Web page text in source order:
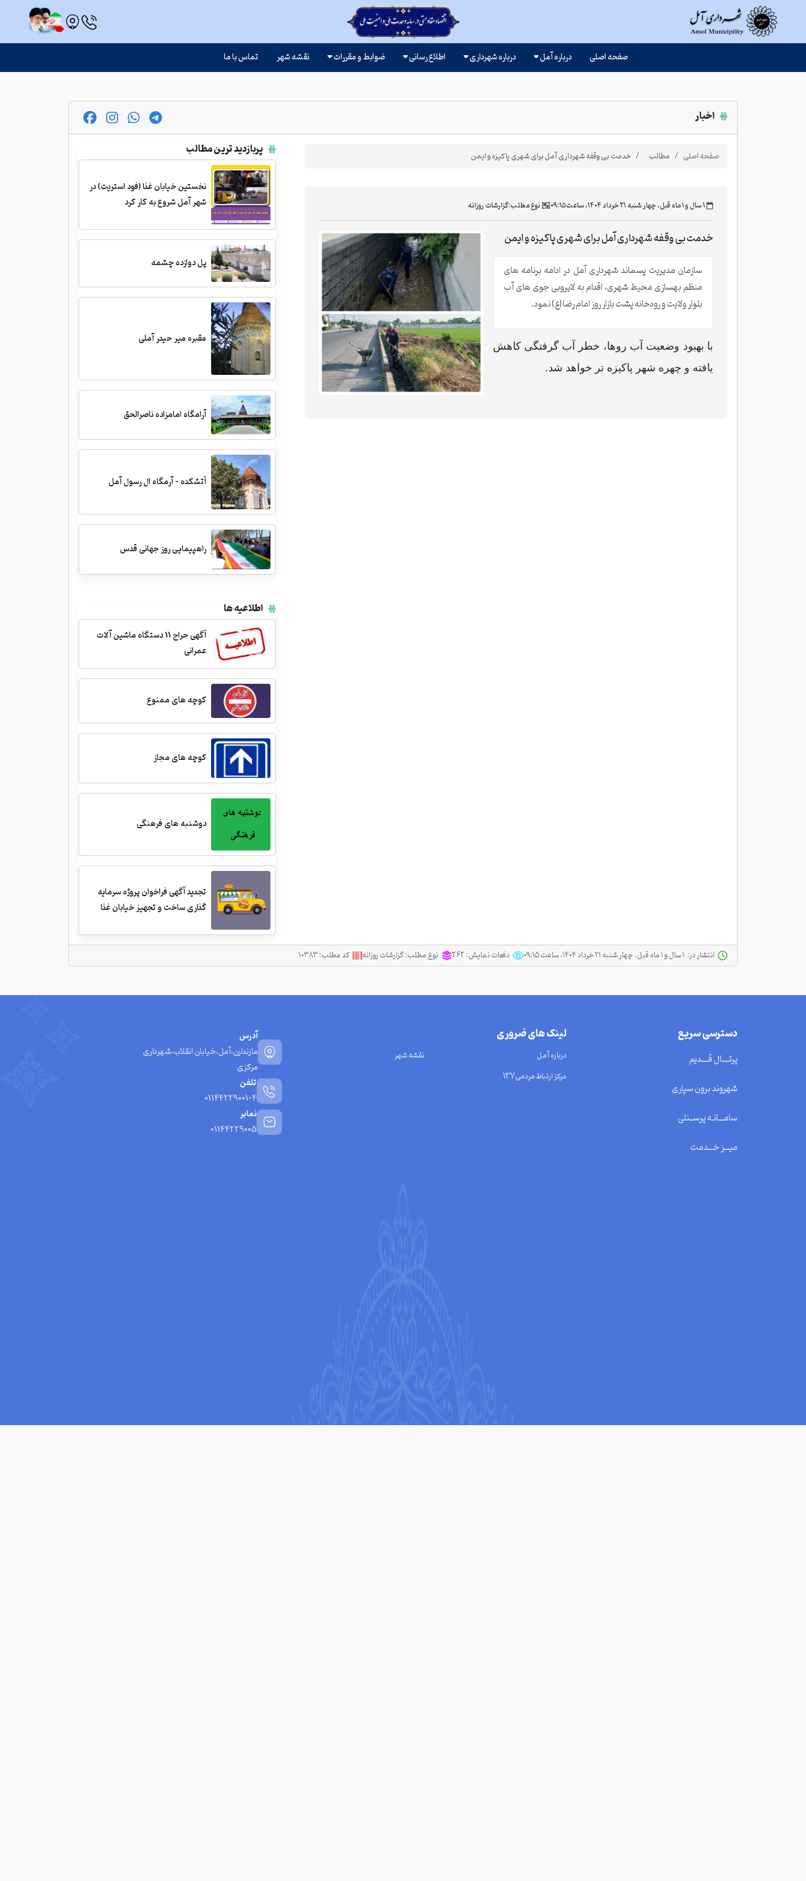
صفحه اصلی درباره آمل درباره شهرداری اطلاع رسانی ضوابط و مقررات نقشه شهر تماس با ما
اخبار
صفحه اصلی مطالب خدمت بی وقفه شهرداری آمل برای شهری پاکیزه و ایمن
‫۱ سال و ۱ ماه قبل، چهار شنبه ۲۱ خرداد ۱۴۰۴، ساعت ۰۹:۱۵ نوع مطلب:گزارشات روزانه
خدمت بی وقفه شهرداری آمل برای شهری پاکیزه و ایمن
سازمان مدیریت پسماند شهرداری آمل در ادامه برنامه های
منظم بهسازی محیط شهری، اقدام به لایروبی جوی های آب
بلوار ولایت و رودخانه پشت بازار روز امام رضا(ع) نمود.
با بهبود وضعیت آب روها، خطر آب گرفتگی کاهش
یافته و چهره شهر پاکیزه تر خواهد شد.
پربازدید ترین مطالب
نخستین خیابان غذا (فود استریت) در
شهر آمل شروع به کار کرد
پل دوازده چشمه
مقبره میر حیدر آملی
آرامگاه امامزاده ناصرالحق
آتشکده - آرمگاه ال رسول آمل
راهپیمایی روز جهانی قدس
اطلاعیه ها
آگهی حراج 11 دستگاه ماشین آلات
عمرانی
کوچه های ممنوع
کوچه های مجاز
دوشنبه های فرهنگی
تجدید آگهی فراخوان پروژه سرمایه
گذاری ساخت و تجهیز خیابان غذا
انتشار در: دفعات نمایش:262 نوع مطلب:گزارشات روزانه کد مطلب:۱۰۳۸۳
دسترسی سریع
پرتــــال قــــدیم
شهروند برون سپاری
سامـــانـه پرســنلی
میـــز خـــدمت
لینک های ضروری
درباره آمل
نقشه شهر
مرکز ارتباط مردمی137
آدرس
مازندارن،آمل،خیابان انقلاب،شهرداری
مرکزی
تلفن
01144229001-4
نمابر
01144229005